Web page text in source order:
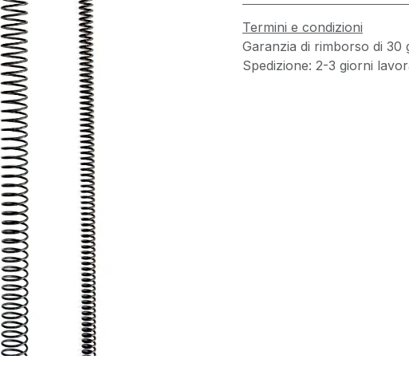
Termini e condizioni
Garanzia di rimborso di 30
Spedizione: 2-3 giorni